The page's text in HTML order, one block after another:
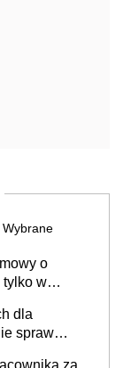
Wybrane
o
tylko w
dla
spraw
za